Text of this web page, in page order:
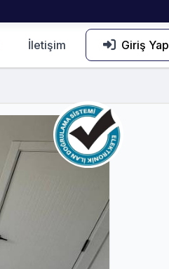
İletişim Giriş Yap